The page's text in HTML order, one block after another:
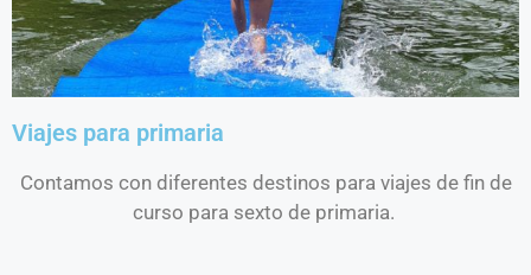
Viajes para primaria
Contamos con diferentes destinos para viajes de fin de
curso para sexto de primaria.